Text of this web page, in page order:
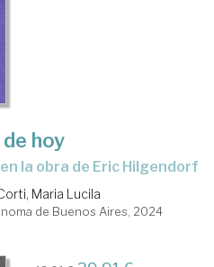
hoy
la obra de Eric Hilgendorf
Maria Lucila
de Buenos Aires, 2024